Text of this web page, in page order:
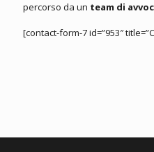
percorso da un team di
[contact-form-7 id=”953″